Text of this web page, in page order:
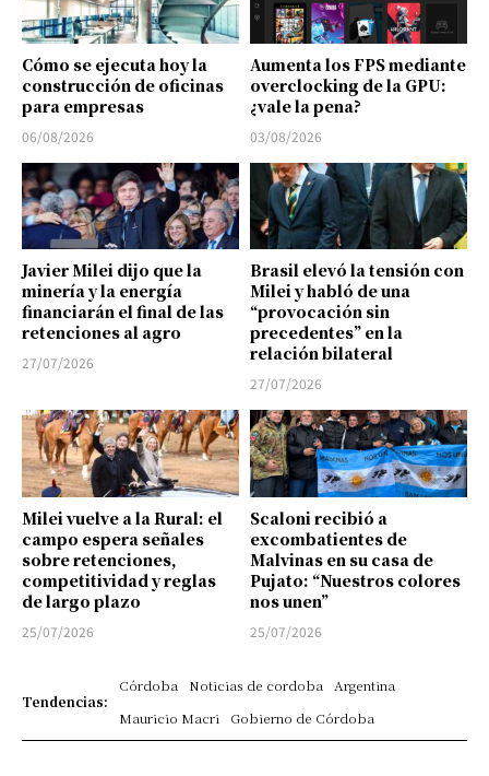
Cómo se ejecuta hoy la
construcción de oficinas
para empresas
06/08/2026
Aumenta los FPS mediante
overclocking de la GPU:
¿vale la pena?
03/08/2026
Javier Milei dijo que la
minería y la energía
financiarán el final de las
retenciones al agro
27/07/2026
Brasil elevó la tensión con
Milei y habló de una
“provocación sin
precedentes” en la
relación bilateral
27/07/2026
Milei vuelve a la Rural: el
campo espera señales
sobre retenciones,
competitividad y reglas
de largo plazo
25/07/2026
Scaloni recibió a
excombatientes de
Malvinas en su casa de
Pujato: “Nuestros colores
nos unen”
25/07/2026
Tendencias:
Córdoba Noticias de cordoba
Argentina
Mauricio Macri
Gobierno de Córdoba